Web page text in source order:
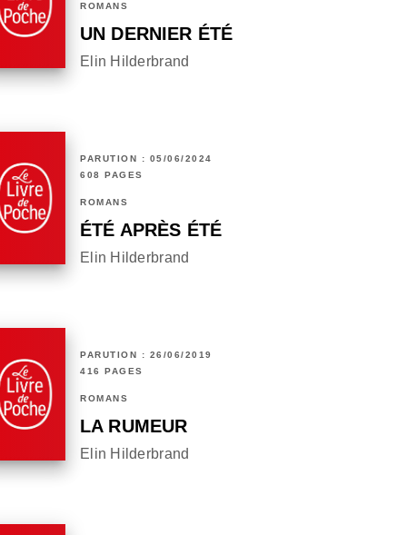
ROMANS
UN DERNIER ÉTÉ
Elin Hilderbrand
PARUTION : 05/06/2024
608 PAGES
ROMANS
ÉTÉ APRÈS ÉTÉ
Elin Hilderbrand
PARUTION : 26/06/2019
416 PAGES
ROMANS
LA RUMEUR
Elin Hilderbrand